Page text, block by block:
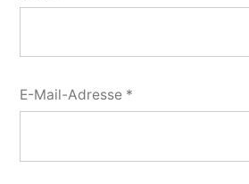
E-Mail-Adresse *